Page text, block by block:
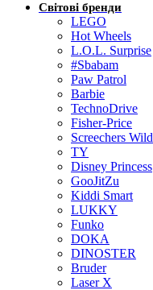
Світові бренди
LEGO
Hot Wheels
L.O.L. Surprise
#Sbabam
Paw Patrol
Barbie
TechnoDrive
Fisher-Price
Screechers Wild
TY
Disney Princess
GooJitZu
Kiddi Smart
LUKKY
Funko
DOKA
DINOSTER
Bruder
Laser X